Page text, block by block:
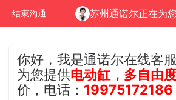
结束沟通 苏州通诺尔正在为
你好，我是通诺尔在线客
为您提供电动缸，多自由
价，电话： 19975172186